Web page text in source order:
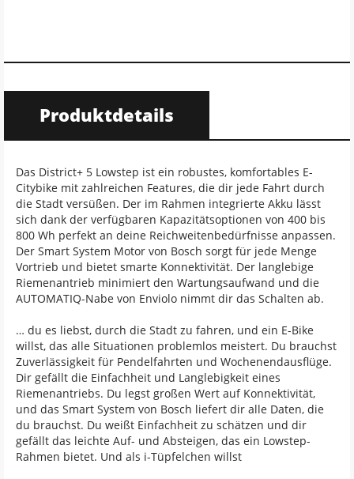
Produktdetails
Das District+ 5 Lowstep ist ein robustes, komfortables E-
Citybike mit zahlreichen Features, die dir jede Fahrt durch
die Stadt versüßen. Der im Rahmen integrierte Akku lässt
sich dank der verfügbaren Kapazitätsoptionen von 400 bis
800 Wh perfekt an deine Reichweitenbedürfnisse anpassen.
Der Smart System Motor von Bosch sorgt für jede Menge
Vortrieb und bietet smarte Konnektivität. Der langlebige
Riemenantrieb minimiert den Wartungsaufwand und die
AUTOMATIQ-Nabe von Enviolo nimmt dir das Schalten ab.
… du es liebst, durch die Stadt zu fahren, und ein E-Bike
willst, das alle Situationen problemlos meistert. Du brauchst
Zuverlässigkeit für Pendelfahrten und Wochenendausflüge.
Dir gefällt die Einfachheit und Langlebigkeit eines
Riemenantriebs. Du legst großen Wert auf Konnektivität,
und das Smart System von Bosch liefert dir alle Daten, die
du brauchst. Du weißt Einfachheit zu schätzen und dir
gefällt das leichte Auf- und Absteigen, das ein Lowstep-
Rahmen bietet. Und als i-Tüpfelchen willst